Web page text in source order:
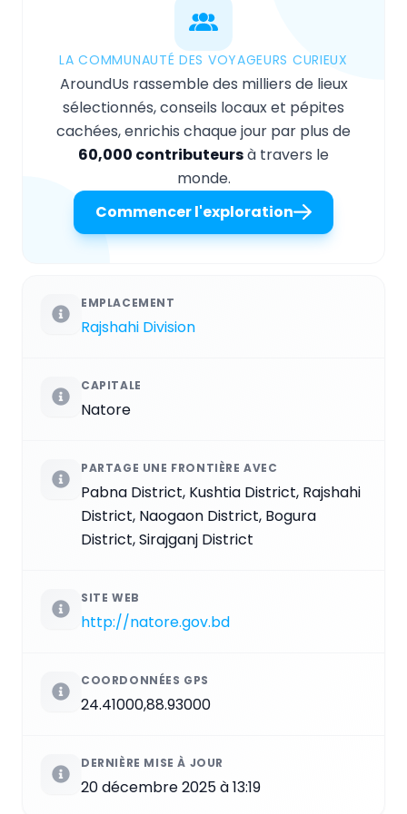
LA COMMUNAUTÉ DES VOYAGEURS CURIEUX
AroundUs rassemble des milliers de lieux
sélectionnés, conseils locaux et pépites
cachées, enrichis chaque jour par plus de
60,000 contributeursà travers le
monde.
Commencer l'exploration
EMPLACEMENT
Rajshahi Division
CAPITALE
Natore
PARTAGE UNE FRONTIÈRE AVEC
Pabna District, Kushtia District, Rajshahi
District, Naogaon District, Bogura
District, Sirajganj District
SITE WEB
http://natore.gov.bd
COORDONNÉES GPS
24.41000,88.93000
DERNIÈRE MISE À JOUR
20 décembre 2025 à 13:19